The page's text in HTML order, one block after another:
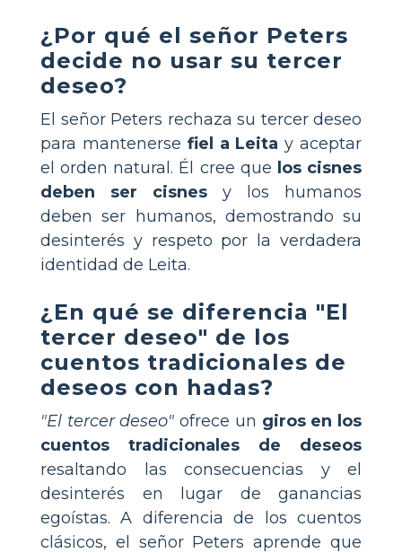
¿Por qué el señor Peters
decide no usar su tercer
deseo?
El señor Peters rechaza su tercer deseo
para mantenerse fiel a Leita y aceptar
el orden natural. Él cree que los cisnes
deben ser cisnes y los humanos
deben ser humanos, demostrando su
desinterés y respeto por la verdadera
identidad de Leita.
¿En qué se diferencia "El
tercer deseo" de los
cuentos tradicionales de
deseos con hadas?
"El tercer deseo" ofrece un giros en los
cuentos tradicionales de deseos
resaltando las consecuencias y el
desinterés en lugar de ganancias
egoístas. A diferencia de los cuentos
clásicos, el señor Peters aprende que